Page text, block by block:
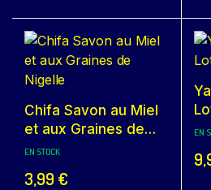
Chifa Savon au Miel
et aux Graines de
Nigelle
EN STOCK
3,99 €
EN